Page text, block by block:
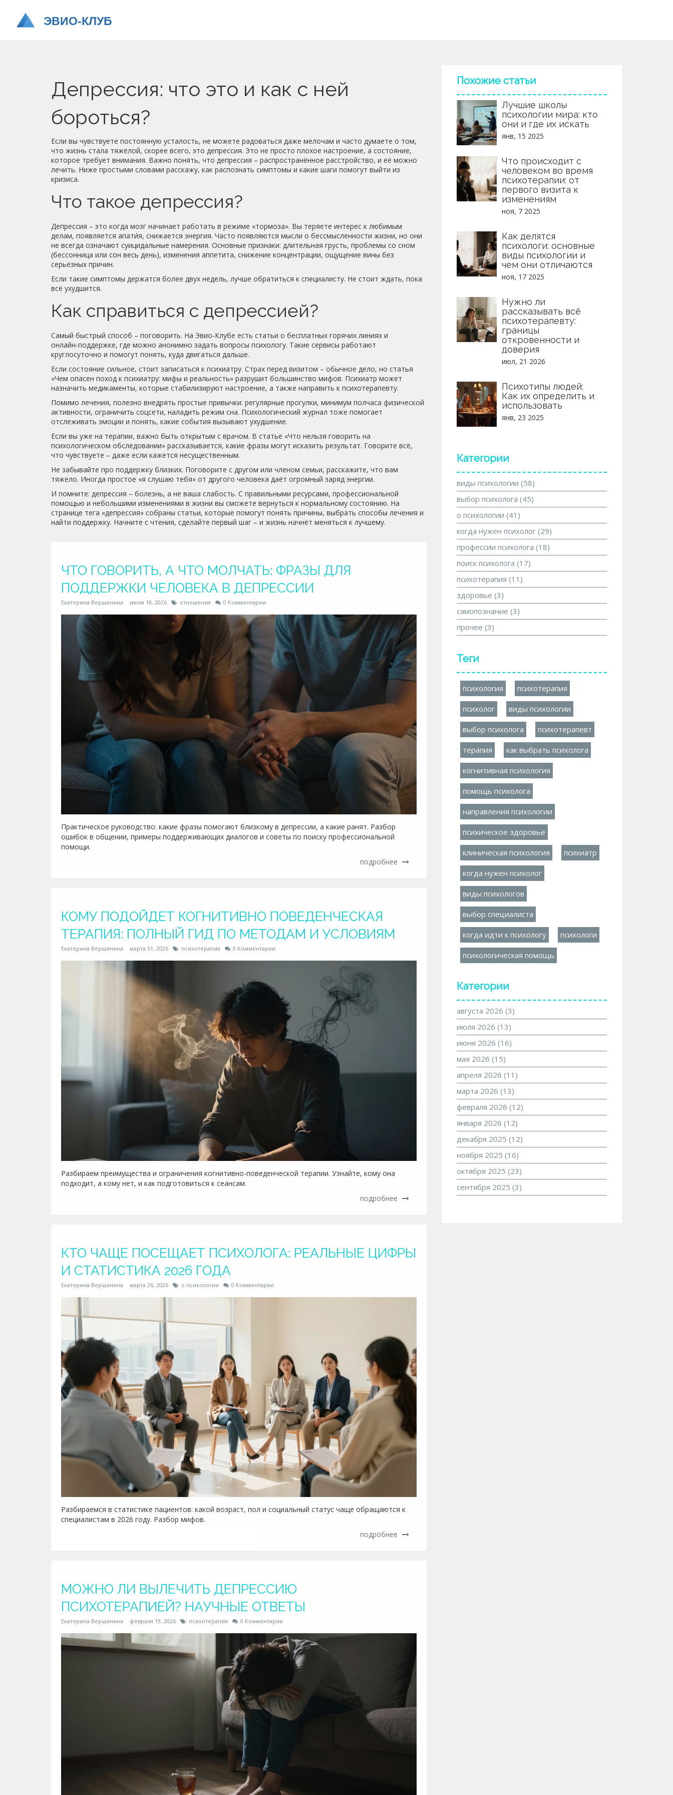
Депрессия: что это и как с ней
бороться?
Если вы чувствуете постоянную усталость, не можете радоваться даже мелочам и часто думаете о том,
что жизнь стала тяжёлой, скорее всего, это депрессия. Это не просто плохое настроение, а состояние,
которое требует внимания. Важно понять, что депрессия – распространённое расстройство, и её можно
лечить. Ниже простыми словами расскажу, как распознать симптомы и какие шаги помогут выйти из
кризиса.
Что такое депрессия?
Депрессия – это когда мозг начинает работать в режиме «тормоза». Вы теряете интерес к любимым
делам, появляется апати́я, снижается энергия. Часто появляются мысли о бессмысленности жизни, но они
не всегда означают суицидальные намерения. Основные признаки: длительная грусть, проблемы со сном
(бессонница или сон весь день), изменения аппетита, снижение концентрации, ощущение вины без
серьёзных причин.
Если такие симптомы держатся более двух недель, лучше обратиться к специалисту. Не стоит ждать, пока
всё ухудшится.
Как справиться с депрессией?
Самый быстрый способ – поговорить. На Эвио‑Клубе есть статьи о бесплатных горячих линиях и
онлайн‑поддержке, где можно анонимно задать вопросы психологу. Такие сервисы работают
круглосуточно и помогут понять, куда двигаться дальше.
Если состояние сильное, стоит записаться к психиатру. Страх перед визитом – обычное дело, но статья
«Чем опасен поход к психиатру: мифы и реальность» разрушит большинство мифов. Психиатр может
назначить медикаменты, которые стабилизируют настроение, а также направить к психотерапевту.
Помимо лечения, полезно внедрять простые привычки: регулярные прогулки, минимум полчаса физической
активности, ограничить соцсети, наладить режим сна. Психологический журнал тоже помогает
отслеживать эмоции и понять, какие события вызывают ухудшение.
Если вы уже на терапии, важно быть открытым с врачом. В статье «Что нельзя говорить на
психологическом обследовании» рассказывается, какие фразы могут исказить результат. Говорите всё,
что чувствуете – даже если кажется несущественным.
Не забывайте про поддержку близких. Поговорите с другом или членом семьи, расскажите, что вам
тяжело. Иногда простое «я слушаю тебя» от другого человека даёт огромный заряд энергии.
И помните: депрессия – болезнь, а не ваша слабость. С правильными ресурсами, профессиональной
помощью и небольшими изменениями в жизни вы сможете вернуться к нормальному состоянию. На
странице тега «депрессия» собраны статьи, которые помогут понять причины, выбрать способы лечения и
найти поддержку. Начните с чтения, сделайте первый шаг – и жизнь начнёт меняться к лучшему.
ЧТО ГОВОРИТЬ, А ЧТО МОЛЧАТЬ: ФРАЗЫ ДЛЯ
ПОДДЕРЖКИ ЧЕЛОВЕКА В ДЕПРЕССИИ
Екатерина Вершинина июля 18, 2026 отношения 0 Комментарии
Практическое руководство: какие фразы помогают близкому в депрессии, а какие ранят. Разбор
ошибок в общении, примеры поддерживающих диалогов и советы по поиску профессиональной
помощи.
подробнее
КОМУ ПОДОЙДЕТ КОГНИТИВНО ПОВЕДЕНЧЕСКАЯ
ТЕРАПИЯ: ПОЛНЫЙ ГИД ПО МЕТОДАМ И УСЛОВИЯМ
Екатерина Вершинина марта 31, 2026 психотерапия 0 Комментарии
Разбираем преимущества и ограничения когнитивно-поведенческой терапии. Узнайте, кому она
подходит, а кому нет, и как подготовиться к сеансам.
подробнее
КТО ЧАЩЕ ПОСЕЩАЕТ ПСИХОЛОГА: РЕАЛЬНЫЕ ЦИФРЫ
И СТАТИСТИКА 2026 ГОДА
Екатерина Вершинина марта 26, 2026 о психологии 0 Комментарии
Разбираемся в статистике пациентов: какой возраст, пол и социальный статус чаще обращаются к
специалистам в 2026 году. Разбор мифов.
подробнее
МОЖНО ЛИ ВЫЛЕЧИТЬ ДЕПРЕССИЮ
ПСИХОТЕРАПИЕЙ? НАУЧНЫЕ ОТВЕТЫ
Екатерина Вершинина февраля 19, 2026 психотерапия 0 Комментарии
Похожие статьи
Лучшие школы
психологии мира: кто
они и где их искать
янв, 15 2025
Что происходит с
человеком во время
психотерапии: от
первого визита к
изменениям
ноя, 7 2025
Как делятся
психологи: основные
виды психологии и
чем они отличаются
ноя, 17 2025
Нужно ли
рассказывать всё
психотерапевту:
границы
откровенности и
доверия
июл, 21 2026
Психотипы людей:
Как их определить и
использовать
янв, 23 2025
Категории
виды психологии (58)
выбор психолога (45)
о психологии (41)
когда нужен психолог (29)
профессии психолога (18)
поиск психолога (17)
психотерапия (11)
здоровье (3)
самопознание (3)
прочее (3)
Теги
психология психотерапия
психолог виды психологии
выбор психолога психотерапевт
терапия как выбрать психолога
когнитивная психология
помощь психолога
направления психологии
психическое здоровье
клиническая психология психиатр
когда нужен психолог
виды психологов
выбор специалиста
когда идти к психологу психологи
психологическая помощь
Категории
августа 2026 (3)
июля 2026 (13)
июня 2026 (16)
мая 2026 (15)
апреля 2026 (11)
марта 2026 (13)
февраля 2026 (12)
января 2026 (12)
декабря 2025 (12)
ноября 2025 (16)
октября 2025 (23)
сентября 2025 (3)